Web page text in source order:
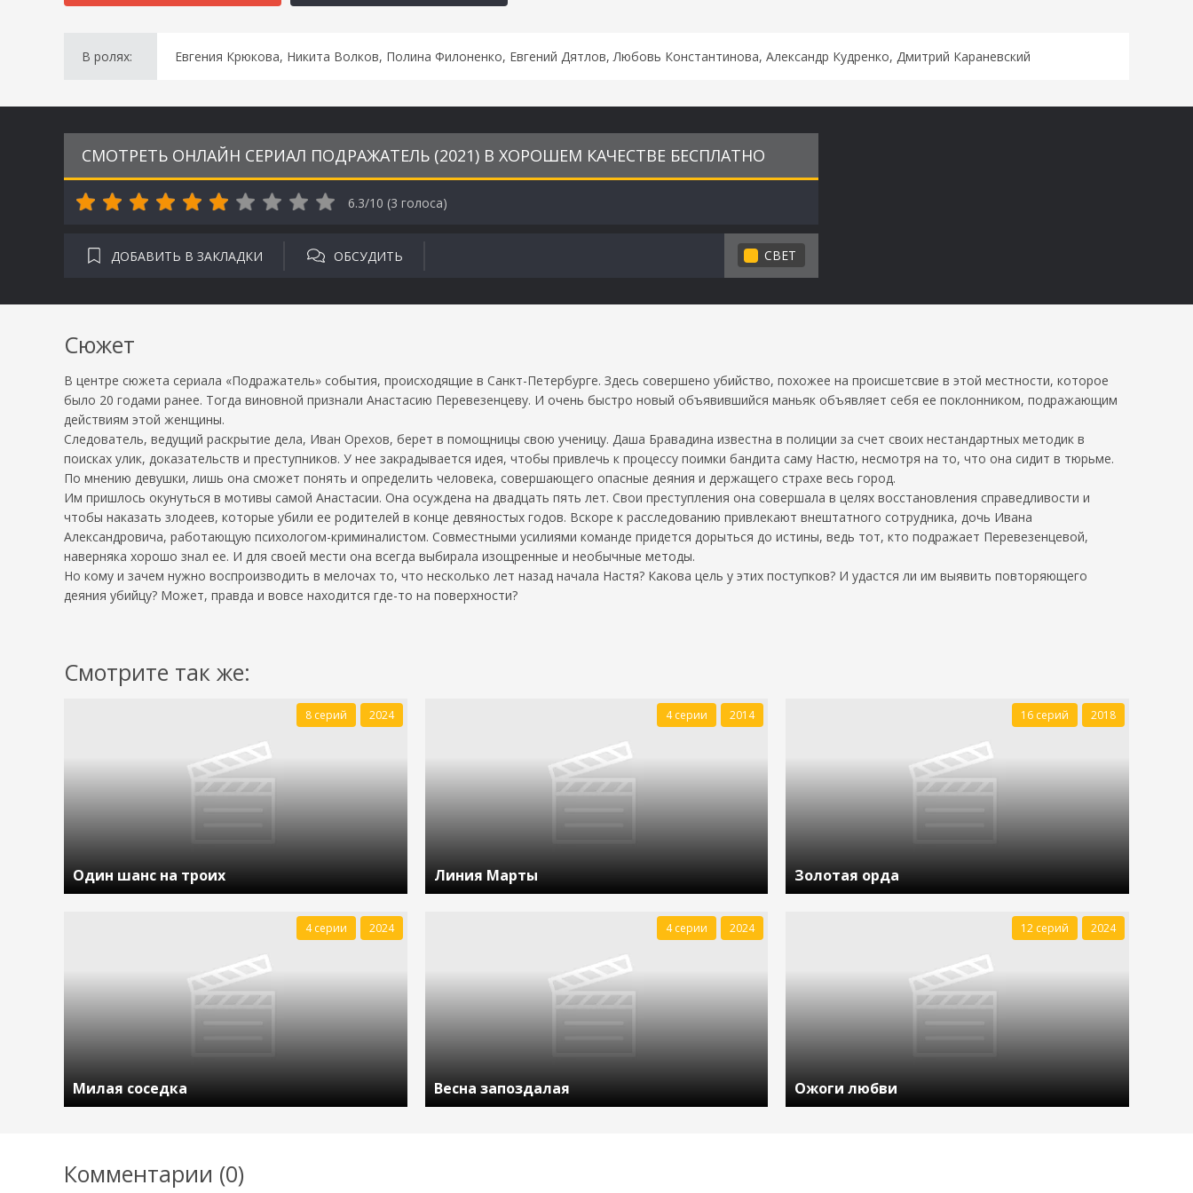
В ролях: Евгения Крюкова, Никита Волков, Полина Филоненко, Евгений Дятлов, Любовь Константинова, Александр Кудренко, Дмитрий Караневский
СМОТРЕТЬ ОНЛАЙН СЕРИАЛ ПОДРАЖАТЕЛЬ (2021) В ХОРОШЕМ КАЧЕСТВЕ БЕСПЛАТНО
6.3/10 (3 голоса)
ДОБАВИТЬ В ЗАКЛАДКИ ОБСУДИТЬ СВЕТ
Сюжет
В центре сюжета сериала «Подражатель» события, происходящие в Санкт-Петербурге. Здесь совершено убийство, похожее на происшетсвие в этой местности, которое
было 20 годами ранее. Тогда виновной признали Анастасию Перевезенцеву. И очень быстро новый объявившийся маньяк объявляет себя ее поклонником, подражающим
действиям этой женщины.
Следователь, ведущий раскрытие дела, Иван Орехов, берет в помощницы свою ученицу. Даша Бравадина известна в полиции за счет своих нестандартных методик в
поисках улик, доказательств и преступников. У нее закрадывается идея, чтобы привлечь к процессу поимки бандита саму Настю, несмотря на то, что она сидит в тюрьме.
По мнению девушки, лишь она сможет понять и определить человека, совершающего опасные деяния и держащего страхе весь город.
Им пришлось окунуться в мотивы самой Анастасии. Она осуждена на двадцать пять лет. Свои преступления она совершала в целях восстановления справедливости и
чтобы наказать злодеев, которые убили ее родителей в конце девяностых годов. Вскоре к расследованию привлекают внештатного сотрудника, дочь Ивана
Александровича, работающую психологом-криминалистом. Совместными усилиями команде придется дорыться до истины, ведь тот, кто подражает Перевезенцевой,
наверняка хорошо знал ее. И для своей мести она всегда выбирала изощренные и необычные методы.
Но кому и зачем нужно воспроизводить в мелочах то, что несколько лет назад начала Настя? Какова цель у этих поступков? И удастся ли им выявить повторяющего
деяния убийцу? Может, правда и вовсе находится где-то на поверхности?
Смотрите так же:
Один шанс на троих
8 серий 2024
Линия Марты
4 серии 2014
Золотая орда
16 серий 2018
Милая соседка
4 серии 2024
Весна запоздалая
4 серии 2024
Ожоги любви
12 серий 2024
Комментарии (0)